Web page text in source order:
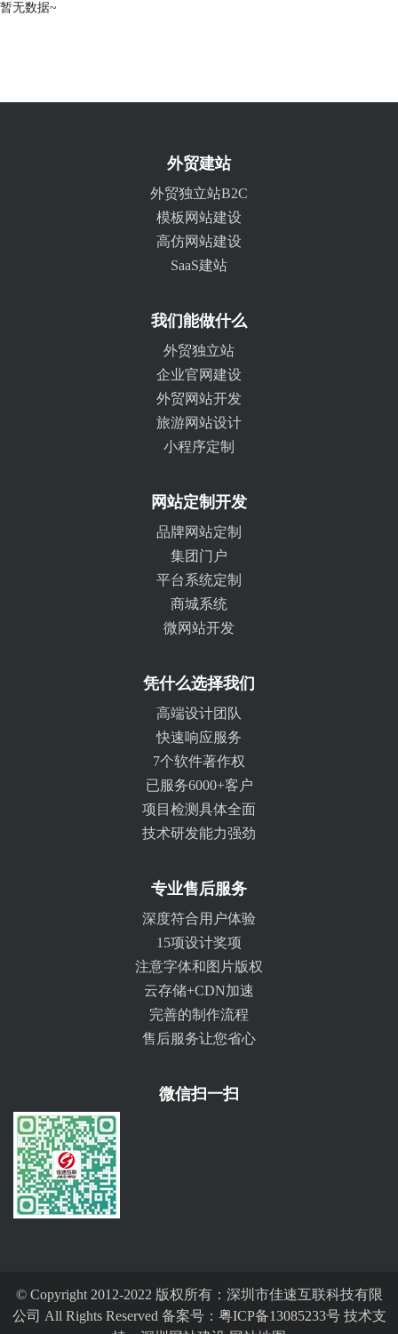
暂无数据~
外贸建站
外贸独立站B2C
模板网站建设
高仿网站建设
SaaS建站
我们能做什么
外贸独立站
企业官网建设
外贸网站开发
旅游网站设计
小程序定制
网站定制开发
品牌网站定制
集团门户
平台系统定制
商城系统
微网站开发
凭什么选择我们
高端设计团队
快速响应服务
7个软件著作权
已服务6000+客户
项目检测具体全面
技术研发能力强劲
专业售后服务
深度符合用户体验
15项设计奖项
注意字体和图片版权
云存储+CDN加速
完善的制作流程
售后服务让您省心
微信扫一扫
© Copyright 2012-2022 版权所有：深圳市佳速互联科技有限
公司 All Rights Reserved 备案号： 粤ICP备13085233号技术支